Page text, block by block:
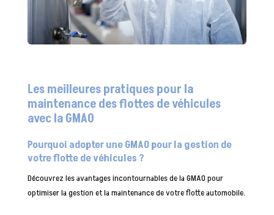
Les meilleures pratiques pour la
maintenance des flottes de véhicules
avec la GMAO
Pourquoi adopter une GMAO pour la gestion de
votre flotte de véhicules ?
Découvrez les avantages incontournables de la GMAO pour
optimiser la gestion et la maintenance de votre flotte automobile.